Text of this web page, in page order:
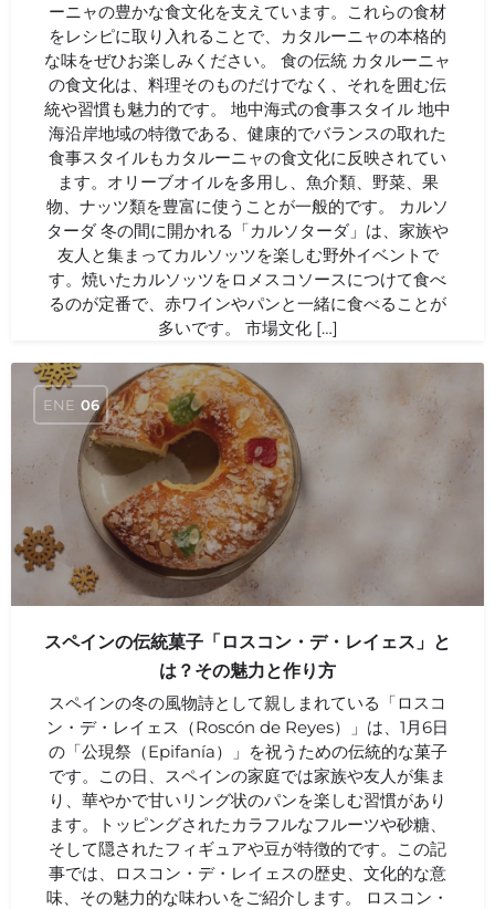
ーニャの豊かな食文化を支えています。これらの食材
をレシピに取り入れることで、カタルーニャの本格的
な味をぜひお楽しみください。 食の伝統 カタルーニャ
の食文化は、料理そのものだけでなく、それを囲む伝
統や習慣も魅力的です。 地中海式の食事スタイル 地中
海沿岸地域の特徴である、健康的でバランスの取れた
食事スタイルもカタルーニャの食文化に反映されてい
ます。オリーブオイルを多用し、魚介類、野菜、果
物、ナッツ類を豊富に使うことが一般的です。 カルソ
ターダ 冬の間に開かれる「カルソターダ」は、家族や
友人と集まってカルソッツを楽しむ野外イベントで
す。焼いたカルソッツをロメスコソースにつけて食べ
るのが定番で、赤ワインやパンと一緒に食べることが
多いです。 市場文化 […]
ENE 06
スペインの伝統菓子「ロスコン・デ・レイェス」と
は？その魅力と作り方
スペインの冬の風物詩として親しまれている「ロスコ
ン・デ・レイェス（Roscón de Reyes）」は、1月6日
の「公現祭（Epifanía）」を祝うための伝統的な菓子
です。この日、スペインの家庭では家族や友人が集ま
り、華やかで甘いリング状のパンを楽しむ習慣があり
ます。トッピングされたカラフルなフルーツや砂糖、
そして隠されたフィギュアや豆が特徴的です。この記
事では、ロスコン・デ・レイェスの歴史、文化的な意
味、その魅力的な味わいをご紹介します。 ロスコン・